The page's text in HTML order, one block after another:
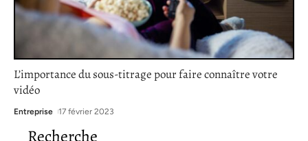
L’importance du sous-titrage pour faire connaître votre
vidéo
Entreprise 17 février 2023
Recherche